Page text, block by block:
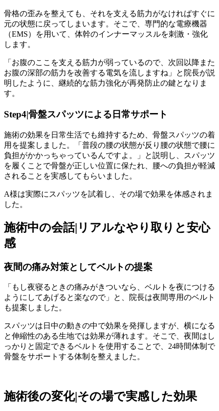
骨格の歪みを整えても、それを支える筋力がなければすぐに
元の状態に戻ってしまいます。そこで、専門的な電療機器
（EMS）を用いて、体幹のインナーマッスルを刺激・強化
します。
「お腹のここを支える筋力が弱っているので、次回以降また
お腹の深部の筋力を改善する電気を流しますね」と院長が説
明したように、継続的な筋力強化が再発防止の鍵となりま
す。
Step4|骨盤スパッツによる日常サポート
施術の効果を日常生活でも維持するため、骨盤スパッツの着
用を提案しました。「普段の腰の状態が反り腰の状態で腰に
負担がかかっちゃっているんですよ。」と説明し、スパッツ
を履くことで骨盤が正しい位置に保たれ、腰への負担が軽減
されることを実感してもらいました。
A様は実際にスパッツを試着し、その場で効果を体感されま
した。
施術中の会話|リアルなやり取りと安心
感
夜間の痛み対策としてベルトの提案
「もし夜寝るときの痛みがきついなら、ベルトを夜につける
ようにしてあげると楽なので」と、院長は夜間専用のベルト
も提案しました。
スパッツは日中の動きの中で効果を発揮しますが、横になる
と伸縮性のある生地では効果が薄れます。そこで、夜間はし
っかりと固定できるベルトを使用することで、24時間体制で
骨盤をサポートする体制を整えました。
施術後の変化|その場で実感した効果